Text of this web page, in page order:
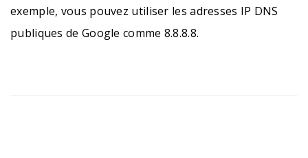
exemple, vous pouvez utiliser les adresses IP DNS
publiques de Google comme 8.8.8.8.